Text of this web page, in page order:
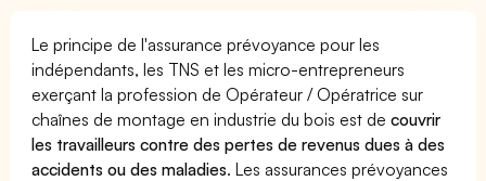
Le principe de l'assurance prévoyance pour les
indépendants, les TNS et les micro-entrepreneurs
exerçant la profession de Opérateur / Opératrice sur
chaînes de montage en industrie du bois est decouvrir
les travailleurs contre des pertes de revenus dues à des
accidents ou des maladies. Les assurances prévoyances